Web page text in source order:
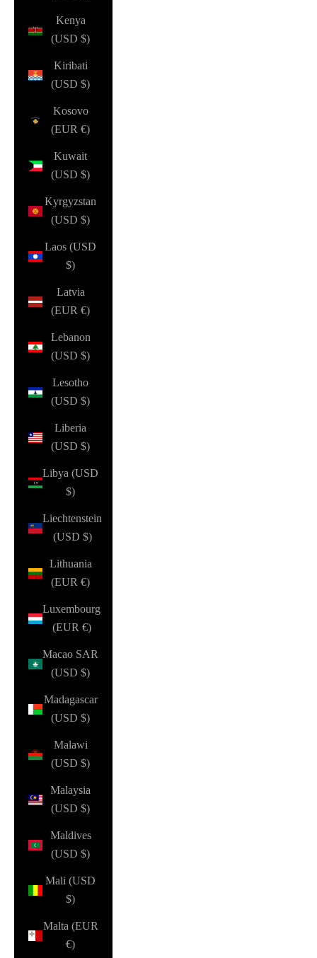
Kenya
(USD $)
Kiribati
(USD $)
Kosovo
(EUR €)
Kuwait
(USD $)
Kyrgyzstan
(USD $)
Laos (USD
$)
Latvia
(EUR €)
Lebanon
(USD $)
Lesotho
(USD $)
Liberia
(USD $)
Libya (USD
$)
Liechtenstein
(USD $)
Lithuania
(EUR €)
Luxembourg
(EUR €)
Macao SAR
(USD $)
Madagascar
(USD $)
Malawi
(USD $)
Malaysia
(USD $)
Maldives
(USD $)
Mali (USD
$)
Malta (EUR
€)